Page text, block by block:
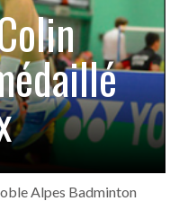
Alpes Badminton